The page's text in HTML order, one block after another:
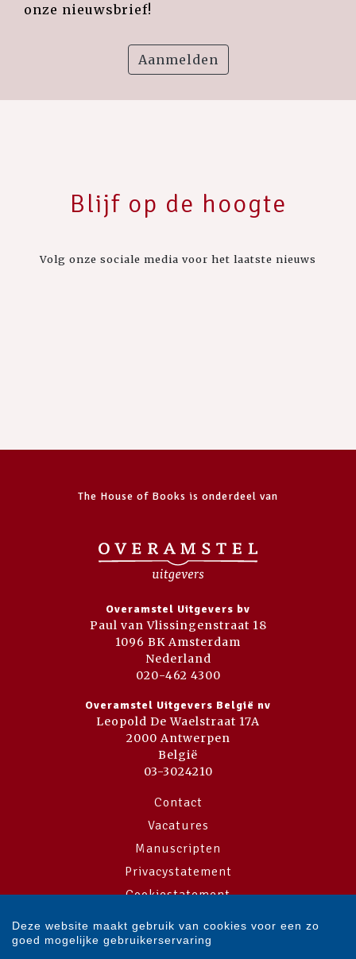
onze nieuwsbrief!
Aanmelden
Blijf op de hoogte
Volg onze sociale media voor het laatste nieuws
The House of Books is onderdeel van
Overamstel Uitgevers bv
Paul van Vlissingenstraat 18
1096 BK Amsterdam
Nederland
020-462 4300
Overamstel Uitgevers België nv
Leopold De Waelstraat 17A
2000 Antwerpen
België
03-3024210
Contact
Vacatures
Manuscripten
Privacystatement
Cookiestatement
Cookie-instellingen
Deze website maakt gebruik van cookies voor een zo
goed mogelijke gebruikerservaring